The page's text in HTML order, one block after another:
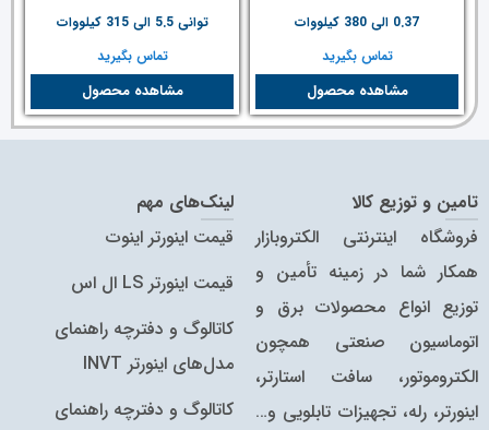
0.37 الی 380 کیلووات
تماس بگیرید
مشاهده محصول
توانی 5.5 الی 315 کیلووات
تماس بگیرید
مشاهده محصول
تامین و توزیع کالا
فروشگاه اینترنتی الکتروبازار
همکار شما در زمینه تأمین و
توزیع انواع محصولات برق و
اتوماسیون صنعتی همچون
الکتروموتور، سافت استارتر،
اینورتر، رله، تجهیزات تابلویی و…
لینک‌های مهم
قیمت اینورتر اینوت
قیمت اینورتر LS ال اس
کاتالوگ و دفترچه راهنمای
مدل‌های اینورتر INVT
کاتالوگ‌ و دفترچه راهنمای